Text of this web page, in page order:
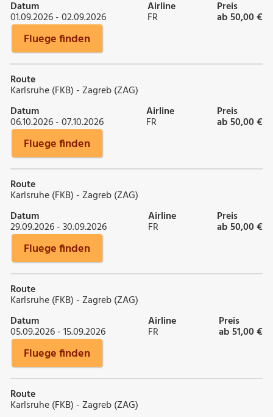
Datum
01.09.2026 - 02.09.2026
Airline
FR
Preis
ab 50,00 €
Fluege finden
Route
Karlsruhe (FKB) - Zagreb (ZAG)
Datum
06.10.2026 - 07.10.2026
Airline
FR
Preis
ab 50,00 €
Fluege finden
Route
Karlsruhe (FKB) - Zagreb (ZAG)
Datum
29.09.2026 - 30.09.2026
Airline
FR
Preis
ab 50,00 €
Fluege finden
Route
Karlsruhe (FKB) - Zagreb (ZAG)
Datum
05.09.2026 - 15.09.2026
Airline
FR
Preis
ab 51,00 €
Fluege finden
Route
Karlsruhe (FKB) - Zagreb (ZAG)